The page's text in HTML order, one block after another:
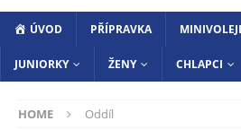
ÚVOD PŘÍPRAVKA
JUNIORKY ŽENY CHLAPCI
HOME Oddíl